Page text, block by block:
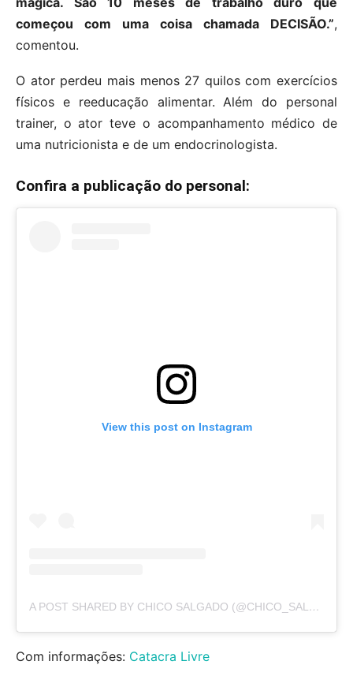
começou com uma coisa chamada DECISÃO.”,
comentou.
O ator perdeu mais menos 27 quilos com exercícios
físicos e reeducação alimentar. Além do personal
trainer, o ator teve o acompanhamento médico de
uma nutricionista e de um endocrinologista.
Confira a publicação do personal:
View this post on Instagram
A POST SHARED BY CHICO SALGADO (@CHICO_SALGADO)
Com informações: Catacra Livre